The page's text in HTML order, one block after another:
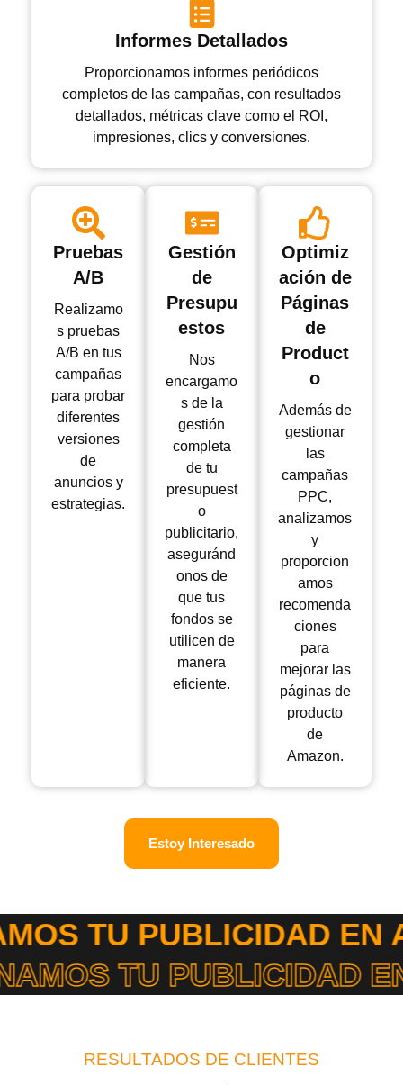
Informes Detallados
Proporcionamos informes periódicos
completos de las campañas, con resultados
detallados, métricas clave como el ROI,
impresiones, clics y conversiones.
Pruebas
A/B
Realizamo
s pruebas
A/B en tus
campañas
para probar
diferentes
versiones
de
anuncios y
estrategias.
Gestión
de
Presupu
estos
Nos
encargamo
s de la
gestión
completa
de tu
presupuest
o
publicitario,
aseguránd
onos de
que tus
fondos se
utilicen de
manera
eficiente.
Optimiz
ación de
Páginas
de
Product
o
Además de
gestionar
las
campañas
PPC,
analizamos
y
proporcion
amos
recomenda
ciones
para
mejorar las
páginas de
producto
de
Amazon.
Estoy Interesado
TU PUBLICIDAD EN
TU
RESULTADOS DE CLIENTES